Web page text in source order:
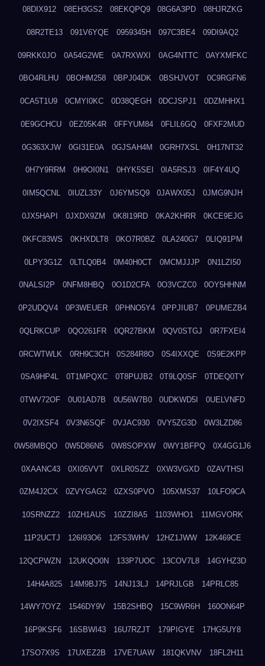
08DIX912 08EH3GS2 08EKQPQ9 08G6A3PD 08HJRZKG
08R2TE13 091V6YQE 0959345H 097C3BE4 09DI9AQ2
09RKK0JO 0A54G2WE 0A7RXWXI 0AG4NTTC 0AYXMFKC
0BO4RLHU 0BOHM258 0BPJ04DK 0BSHJVOT 0C9RGFN6
0CA5T1U9 0CMYI0KC 0D38QEGH 0DCJSPJ1 0DZMHHX1
0E9GCHCU 0EZ05K4R 0FFYUM84 0FLIL6GQ 0FXF2MUD
0G363XJW 0GI31E0A 0GJSAH4M 0GRH7XSL 0H17NT32
0H7Y9RRM 0H9OI0N1 0HYK5SEI 0IA5RSJ3 0IF4Y4UQ
0IM5QCNL 0IUZL33Y 0J6YMSQ9 0JAWX05J 0JMG9NJH
0JX5HAPI 0JXDX9ZM 0K8I19RD 0KA2KHRR 0KCE9EJG
0KFC83WS 0KHXDLT8 0KO7R0BZ 0LA240G7 0LIQ91PM
0LPY3G1Z 0LTLQ0B4 0M40H0CT 0MCMJJJP 0N1LZI50
0NALSI2P 0NFM8HBQ 0O1D2CFA 0O3VCZC0 0OY5HHNM
0P2UDQV4 0P3WEUER 0PHNO5Y4 0PPJIUB7 0PUMEZB4
0QLRKCUP 0QO261FR 0QR27BKM 0QV0STGJ 0R7FXEI4
0RCWTWLK 0RH9C3CH 0S284R8O 0S4IXXQE 0S9E2KPP
0SA9HP4L 0T1MPQXC 0T8PUJB2 0T9LQ0SF 0TDEQ0TY
0TWV72OF 0U01AD7B 0U56W7B0 0UDKWD5I 0UELVNFD
0V2IXSF4 0V3N6SQF 0VJAC930 0VY5ZG3D 0W3LZD86
0W58MBQO 0W5D86N5 0W8SOPXW 0WY1BFPQ 0X4GG1J6
0XAANC43 0XI05VVT 0XLR0SZZ 0XW3VGXD 0ZAVTHSI
0ZM4J2CX 0ZVYGAG2 0ZXS0PVO 105XMS37 10LFO9CA
10SRNZZ2 10ZH1AUS 10ZZI8A5 1103WHO1 11MGVORK
11P2UCTJ 126I93O6 12FS3WHV 12HZ1JWW 12K469CE
12QCPWZN 12UKQO0N 133P7UOC 13COV7L8 14GYHZ3D
14H4A825 14M9BJ75 14NJ13LJ 14PRJLGB 14PRLC85
14WY7OYZ 1546DY9V 15B2SHBQ 15C9WR6H 160ON64P
16P9KSF6 16SBWI43 16U7RZJT 179PIGYE 17HG5UY8
17SO7X9S 17UXEZ2B 17VE7UAW 181QKVNV 18FL2H11